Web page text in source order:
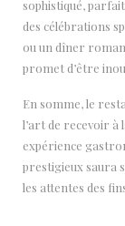
sophistiqué,
des célébrations
ou un dîner
promet d’être
En somme, le
l’art de recevoir à
expérience
prestigieux saura
les attentes des